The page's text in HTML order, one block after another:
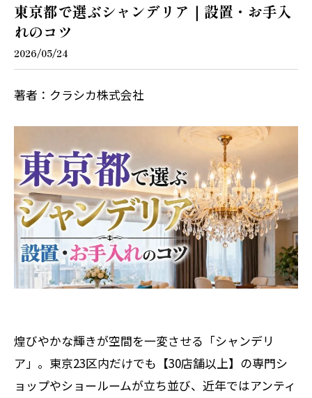
東京都で選ぶシャンデリア｜設置・お手入
れのコツ
2026/05/24
著者：クラシカ株式会社
煌びやかな輝きが空間を一変させる「シャンデリ
ア」。東京23区内だけでも【30店舗以上】の専門シ
ョップやショールームが立ち並び、近年ではアンティ